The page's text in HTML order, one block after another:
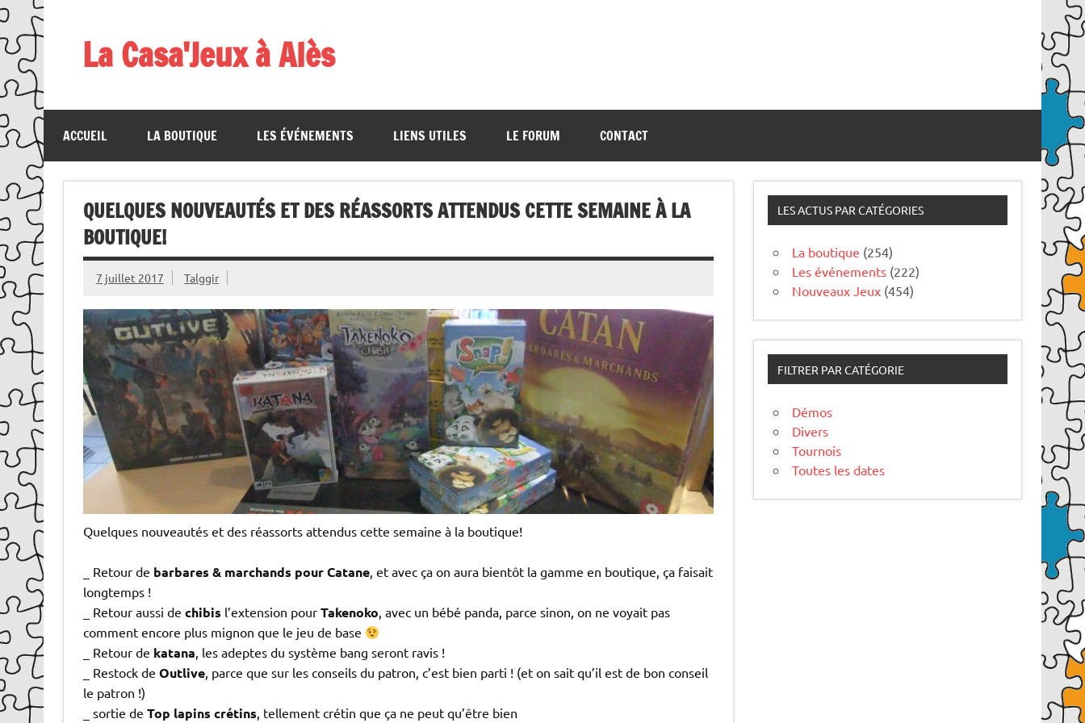
Skip
to
content
La Casa'Jeux à Alès
ACCUEIL LA BOUTIQUE LES ÉVÉNEMENTS LIENS UTILES LE FORUM CONTACT
QUELQUES NOUVEAUTÉS ET DES RÉASSORTS ATTENDUS CETTE SEMAINE À LA
BOUTIQUE!
7 juillet 2017 Talggir
Quelques nouveautés et des réassorts attendus cette semaine à la boutique!
_ Retour de barbares & marchands pour Catane, et avec ça on aura bientôt la gamme en boutique, ça faisait
longtemps !
_ Retour aussi de chibis l’extension pour Takenoko, avec un bébé panda, parce sinon, on ne voyait pas
comment encore plus mignon que le jeu de base
_ Retour de katana, les adeptes du système bang seront ravis !
_ Restock de Outlive, parce que sur les conseils du patron, c’est bien parti ! (et on sait qu’il est de bon conseil
le patron !)
_ sortie de Top lapins crétins, tellement crétin que ça ne peut qu’être bien
LES ACTUS PAR CATÉGORIES
La boutique (254)
Les événements (222)
Nouveaux Jeux (454)
FILTRER PAR CATÉGORIE
Démos
Divers
Tournois
Toutes les dates